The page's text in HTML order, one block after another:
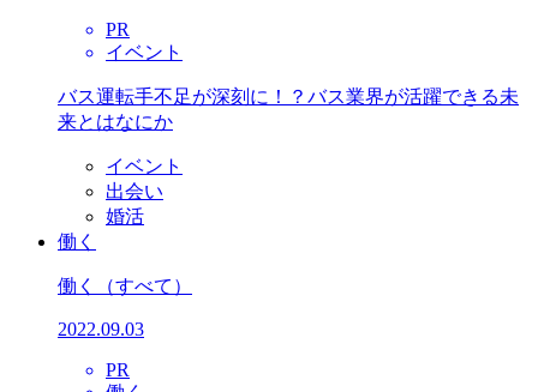
PR
イベント
バス運転手不足が深刻に！？バス業界が活躍できる未
来とはなにか
イベント
出会い
婚活
働く
働く （すべて）
2022.09.03
PR